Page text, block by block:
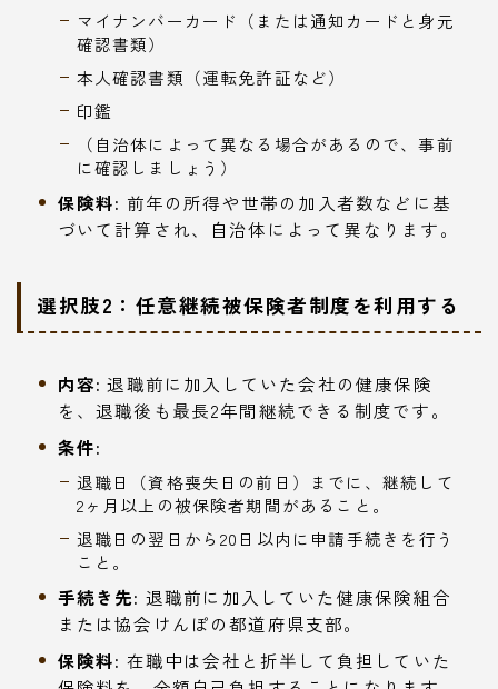
マイナンバーカード（または通知カードと身元
確認書類）
本人確認書類（運転免許証など）
印鑑
（自治体によって異なる場合があるので、事前
に確認しましょう）
保険料: 前年の所得や世帯の加入者数などに基
づいて計算され、自治体によって異なります。
選択肢2：任意継続被保険者制度を利用する
内容: 退職前に加入していた会社の健康保険
を、退職後も最長2年間継続できる制度です。
条件:
退職日（資格喪失日の前日）までに、継続して
2ヶ月以上の被保険者期間があること。
退職日の翌日から20日以内に申請手続きを行う
こと。
手続き先: 退職前に加入していた健康保険組合
または協会けんぽの都道府県支部。
保険料: 在職中は会社と折半して負担していた